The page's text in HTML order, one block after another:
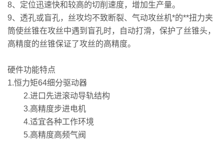
8、定位迅速快和较高的切削速度，增加生产量。
9、透孔或盲孔，丝攻均不致断裂、气动攻丝机*的**扭力夹
筒使丝锥在攻丝中遇到盲孔时，自动打滑，保护了丝锥头，
高精度的丝锥保证了攻丝的高精度。
硬件功能特点
1.恒力矩64细分驱动器
2.进口先进滚动导轨结构
3.高精度步进电机
4.适宜各种工作环境
5.高精度高频气阀